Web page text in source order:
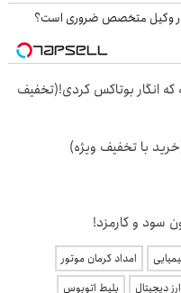
وکیل متخصص ضروری است؟
انگار بوتاکس کردی!(تخفیف
با تخفیف ویژه)
امداد کرمان موتور
ارز دیجیتال بلیط اتوبوس